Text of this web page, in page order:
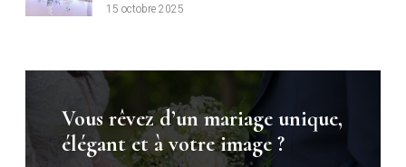
15 octobre 2025
Vous rêvez d’un mariage unique,
élégant et à votre image ?